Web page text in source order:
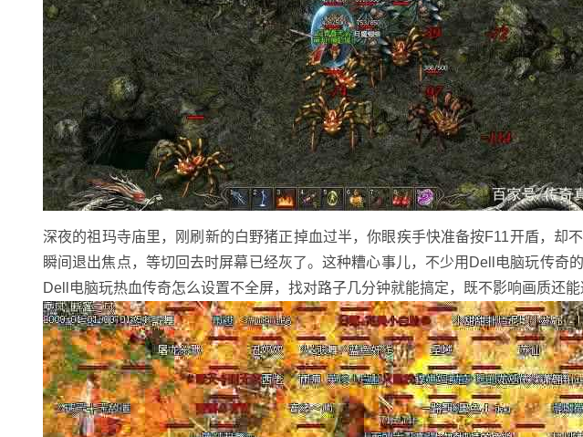
深夜的祖玛寺庙里，刚刷新的白野猪正掉血过半，你眼疾手快准备按F11开盾，
瞬间退出焦点，等切回去时屏幕已经灰了。这种糟心事儿，不少用Dell电脑玩传奇
Dell电脑玩热血传奇怎么设置不全屏，找对路子几分钟就能搞定，既不影响画质还